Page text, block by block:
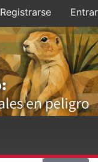
Registrarse Entrar